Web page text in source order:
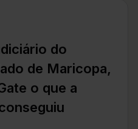
do
de Maricopa,
o que a